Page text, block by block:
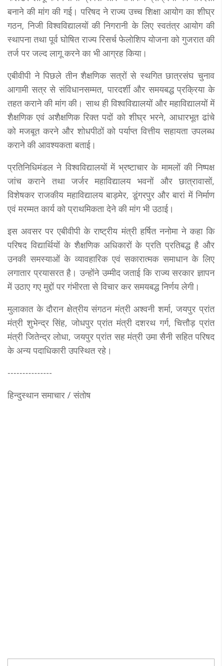
बनाने की मांग की गई। परिषद ने राज्य उच्च शिक्षा आयोग का शीघ्र
गठन, निजी विश्वविद्यालयों की निगरानी के लिए स्वतंत्र आयोग की
स्थापना तथा पूर्व घोषित राज्य रिसर्च फेलोशिप योजना को गुजरात की
तर्ज पर जल्द लागू करने का भी आग्रह किया।
एबीवीपी ने पिछले तीन शैक्षणिक सत्रों से स्थगित छात्रसंघ चुनाव
आगामी सत्र से संविधानसम्मत, पारदर्शी और समयबद्ध प्रक्रिया के
तहत कराने की मांग की। साथ ही विश्वविद्यालयों और महाविद्यालयों में
शैक्षणिक एवं अशैक्षणिक रिक्त पदों को शीघ्र भरने, आधारभूत ढांचे
को मजबूत करने और शोधपीठों को पर्याप्त वित्तीय सहायता उपलब्ध
कराने की आवश्यकता बताई।
प्रतिनिधिमंडल ने विश्वविद्यालयों में भ्रष्टाचार के मामलों की निष्पक्ष
जांच कराने तथा जर्जर महाविद्यालय भवनों और छात्रावासों,
विशेषकर राजकीय महाविद्यालय बाड़मेर, डूंगरपुर और बारां में निर्माण
एवं मरम्मत कार्य को प्राथमिकता देने की मांग भी उठाई।
इस अवसर पर एबीवीपी के राष्ट्रीय मंत्री हर्षित ननोमा ने कहा कि
परिषद विद्यार्थियों के शैक्षणिक अधिकारों के प्रति प्रतिबद्ध है और
उनकी समस्याओं के व्यावहारिक एवं सकारात्मक समाधान के लिए
लगातार प्रयासरत है। उन्होंने उम्मीद जताई कि राज्य सरकार ज्ञापन
में उठाए गए मुद्दों पर गंभीरता से विचार कर समयबद्ध निर्णय लेगी।
मुलाकात के दौरान क्षेत्रीय संगठन मंत्री अश्वनी शर्मा, जयपुर प्रांत
मंत्री शुभेन्द्र सिंह, जोधपुर प्रांत मंत्री दशरथ गर्ग, चित्तौड़ प्रांत
मंत्री जितेन्द्र लोधा, जयपुर प्रांत सह मंत्री उमा सैनी सहित परिषद
के अन्य पदाधिकारी उपस्थित रहे।
---------------
हिन्दुस्थान समाचार / संतोष